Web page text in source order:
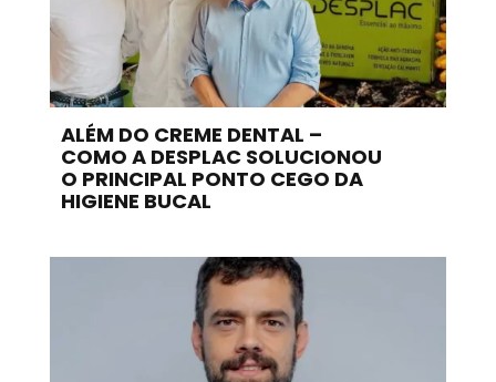
ALÉM DO CREME DENTAL –
COMO A DESPLAC SOLUCIONOU
O PRINCIPAL PONTO CEGO DA
HIGIENE BUCAL